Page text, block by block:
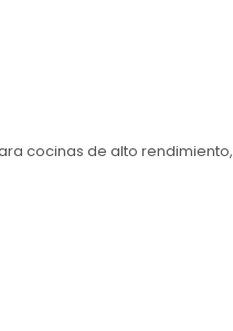
cocinas de alto rendimiento,